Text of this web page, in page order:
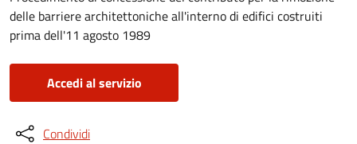
delle barriere architettoniche all'interno di edifici costruiti
prima dell'11 agosto 1989
Accedi al servizio
Condividi